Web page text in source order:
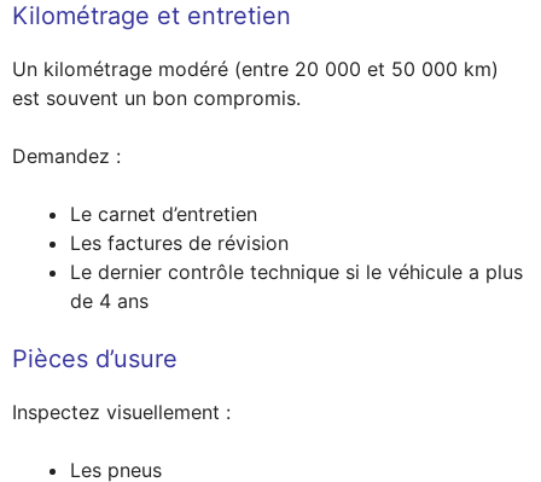
Kilométrage et entretien
Un kilométrage modéré (entre 20 000 et 50 000 km)
est souvent un bon compromis.
Demandez :
Le carnet d’entretien
Les factures de révision
Le dernier contrôle technique si le véhicule a plus
de 4 ans
Pièces d’usure
Inspectez visuellement :
Les pneus